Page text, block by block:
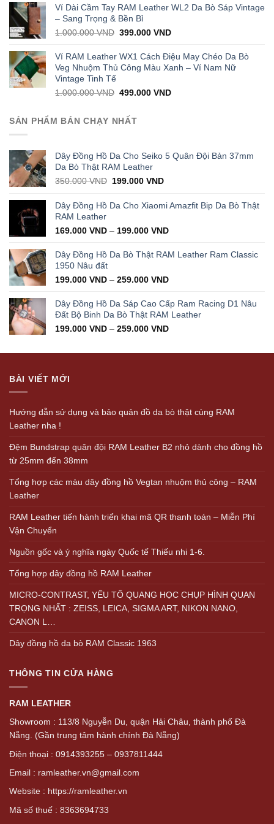
was:
1.000.000 VND.
is:
Ví Dài Cầm Tay RAM Leather WL2 Da Bò Sáp Vintage
– Sang Trọng & Bền Bỉ
1.000.000VND Original
was:
1.000.000 VND.
399.000VNDCurrent
is:
399.000 VND.
Ví RAM Leather WX1 Cách Điệu May Chéo Da Bò
Veg Nhuộm Thủ Công Màu Xanh – Ví Nam Nữ
Vintage Tinh Tế
1.000.000VND Original
was:
1.000.000 VND.
499.000VNDCurrent
SẢN PHẨM BÁN CHẠY NHẤT
Dây Đồng Hồ Da Cho Seiko 5 Quân Đội Bản 37mm
Da Bò Thật RAM Leather
350.000VND Original
was:
199.000VNDCurrent
is:
199.000 VND.
Dây Đồng Hồ Da Cho Xiaomi Amazfit Bip Da Bò Thật
RAM Leather
169.000 VND – 199.000 VND
Dây Đồng Hồ Da Bò Thật RAM Leather Ram Classic
1950 Nâu đất
199.000 VND – 259.000 VND
Dây Đồng Hồ Da Sáp Cao Cấp Ram Racing D1 Nâu
Đất Bộ Binh Da Bò Thật RAM Leather
199.000 VND – 259.000 VND
BÀI VIẾT MỚI
Hướng dẫn sử dụng và bảo quản đồ da bò thật cùng RAM
Leather nha !
Đệm Bundstrap quân đội RAM Leather B2 nhỏ dành cho đồng hồ
từ 25mm đến 38mm
Tổng hợp các màu dây đồng hồ Vegtan nhuộm thủ công – RAM
Leather
RAM Leather tiến hành triển khai mã QR thanh toán – Miễn Phí
Vận Chuyển
Nguồn gốc và ý nghĩa ngày Quốc tế Thiếu nhi 1-6.
Tổng hợp dây đồng hồ RAM Leather
MICRO-CONTRAST, YẾU TỐ QUANG HỌC CHỤP HÌNH QUAN
TRỌNG NHẤT : ZEISS, LEICA, SIGMA ART, NIKON NANO,
CANON L…
Dây đồng hồ da bò RAM Classic 1963
THÔNG TIN CỬA HÀNG
RAM LEATHER
Showroom : 113/8 Nguyễn Du, quận Hải Châu, thành phố Đà
Nẵng. (Gần trung tâm hành chính Đà Nẵng)
Điện thoại : 0914393255 – 0937811444
Email : ramleather.vn@gmail.com
Website : https://ramleather.vn
Mã số thuế : 8363694733